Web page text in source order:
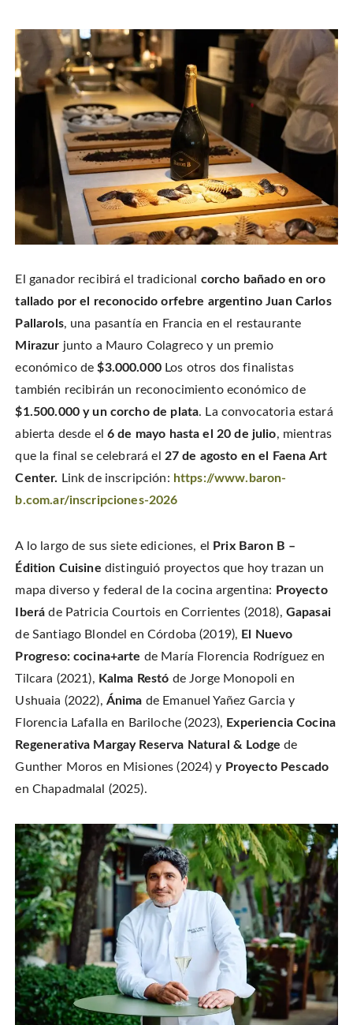
El ganador recibirá el tradicional corcho bañado en oro
tallado por el reconocido orfebre argentino Juan Carlos
Pallarols, una pasantía en Francia en el restaurante
Mirazur junto a Mauro Colagreco y un premio
económico de $3.000.000Los otros dos finalistas
también recibirán un reconocimiento económico de
$1.500.000 y un corcho de plata. La convocatoria estará
abierta desde el6 de mayo hasta el 20 de julio, mientras
que la final se celebrará el 27 de agosto en el Faena Art
Center. Link de inscripción: https://www.baron-
b.com.ar/inscripciones-2026
A lo largo de sus siete ediciones, el
Prix Baron B –
Édition Cuisine distinguió proyectos que hoy trazan un
mapa diverso y federal de la cocina argentina: Proyecto
Iberá de Patricia Courtois en Corrientes (2018), Gapasai
de Santiago Blondel en Córdoba (2019), El Nuevo
Progreso: cocina+arte de María Florencia Rodríguez en
Tilcara (2021), Kalma Restó de Jorge Monopoli en
Ushuaia (2022), Ánima de Emanuel Yañez Garcia y
Florencia Lafalla en Bariloche (2023), Experiencia Cocina
Regenerativa Margay Reserva Natural & Lodge de
Gunther Moros en Misiones (2024) y Proyecto Pescado
en Chapadmalal (2025).